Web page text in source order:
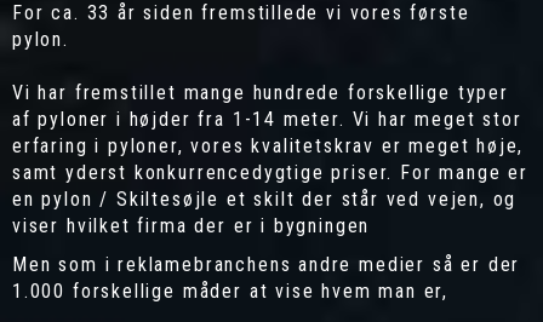
For ca. 33 år siden fremstillede vi vores første
pylon.
Vi har fremstillet mange hundrede forskellige typer
af pyloner i højder fra 1-14 meter. Vi har meget stor
erfaring i pyloner, vores kvalitetskrav er meget høje,
samt yderst konkurrencedygtige priser. For mange er
en pylon / Skiltesøjle et skilt der står ved vejen, og
viser hvilket firma der er i bygningen
Men som i reklamebranchens andre medier så er der
1.000 forskellige måder at vise hvem man er,